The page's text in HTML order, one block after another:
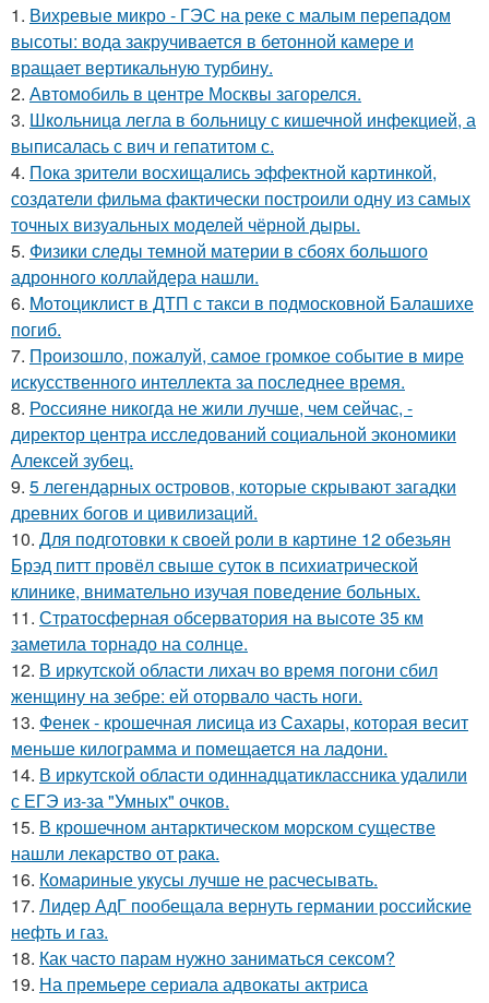
1. Вихревые микро - ГЭС на реке с малым перепадом
высоты: вода закручивается в бетонной камере и
вращает вертикальную турбину.
2. Автомобиль в центре Москвы загорелся.
3. Шкoльницa легла в больницу с кишечной инфекцией, а
выписалась с вич и гепатитом с.
4. Пока зрители восхищались эффектной картинкой,
создатели фильма фактически построили одну из самых
точных визуальных моделей чёрной дыры.
5. Физики следы темной материи в сбоях большого
адронного коллайдера нашли.
6. Moтоциклист в ДТП с такси в подмосковной Балашихе
погиб.
7. Произошло, пожалуй, самое громкое событие в мире
искусственного интеллекта за последнее время.
8. Россияне никогда не жили лучше, чем сейчас, -
директор центра исследований социальной экономики
Алексей зубец.
9. 5 легендарных островов, которые скрывают загадки
древних богов и цивилизаций.
10. Для подготовки к своей роли в картине 12 обезьян
Брэд питт провёл свыше суток в психиатрической
клинике, внимательно изучая поведение больных.
11. Стратосферная обсерватория на высоте 35 км
заметила торнадо на солнце.
12. В иркутской области лихач во время погони сбил
женщину на зебре: ей оторвало часть ноги.
13. Фенек - крошечная лисица из Сахары, которая весит
меньше килограмма и помещается на ладони.
14. В иркутской области одиннадцатиклассника удалили
с ЕГЭ из-за "Умных" очков.
15. В крошечном антарктическом морском существе
нашли лекарство от рака.
16. Комариные укусы лучше не расчесывать.
17. Лидер АдГ пообещала вернуть германии российские
нефть и газ.
18. Как часто парам нужно заниматься сексом?
19. На премьере сериала адвокаты актриса